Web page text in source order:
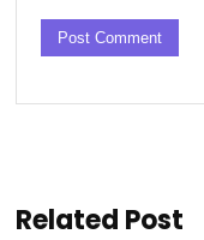
Related Post